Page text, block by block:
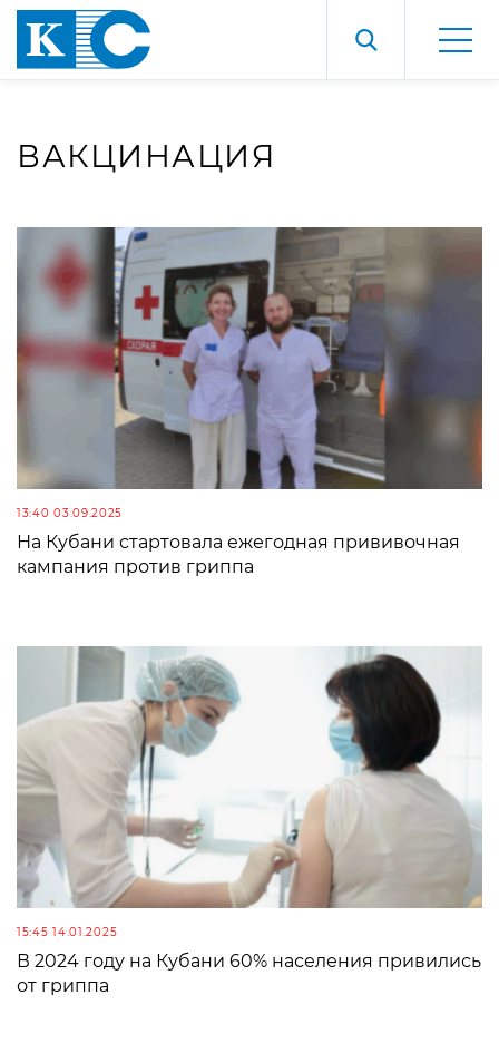
ВАКЦИНАЦИЯ
13:40 03.09.2025
На Кубани стартовала ежегодная прививочная
кампания против гриппа
15:45 14.01.2025
В 2024 году на Кубани 60% населения привились
от гриппа